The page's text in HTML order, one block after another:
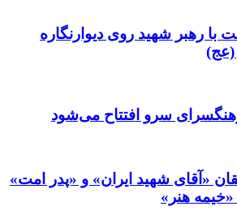
با رهبر شهید روی دیوارنگاره
(عج)
سرو افتتاح می‌شود
«آقای شهید ایران» و «پدر امت»
هنر»